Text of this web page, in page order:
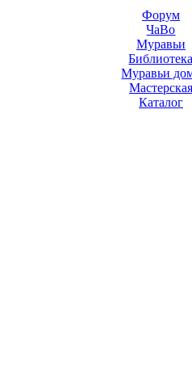
Форум
ЧаВо
Муравьи
Муравьи
Мастерская
Каталог